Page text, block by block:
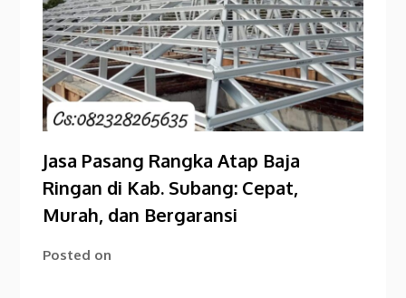
Jasa Pasang Rangka Atap Baja
Ringan di Kab. Subang: Cepat,
Murah, dan Bergaransi
Posted on